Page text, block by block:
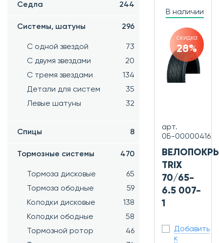
Седла 244
Системы, шатуны 296
С одной звездой
73
С двумя звездами
20
С тремя звездами
134
Детали для систем
35
Левые шатуны
32
Спицы 8
Тормозные системы 470
Тормоза дисковые
65
Тормоза ободные
59
Колодки дисковые
138
Колодки ободные
58
Тормозной ротор
46
В наличии
скидка
28%
арт.
0Б-00000416
TRIX
70/65-
6.5 007-
1
Добавить
к